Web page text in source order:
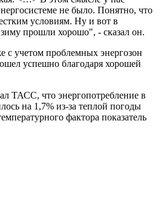
не было. Понятно, что
условиям. Ну и вот в
прошли хорошо", - сказал он.
с учетом проблемных энергозон
успешно благодаря хорошей
ТАСС, что энергопотребление в
на 1,7% из-за теплой погоды
фактора показатель